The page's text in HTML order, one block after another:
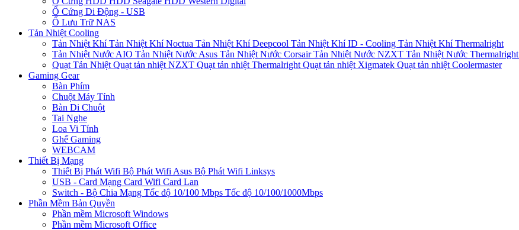
Ổ Cứng Di Động - USB
Ổ Lưu Trữ NAS
Tản Nhiệt Cooling
Tản Nhiệt KhíTản Nhiệt Khí Noctua Tản Nhiệt Khí Deepcool Tản Nhiệt Khí ID - Cooling Tản Nhiệt Khí Thermalright
Tản Nhiệt Nước AIO Tản Nhiệt Nước Asus Tản Nhiệt Nước CorsairTản Nhiệt Nước NZXT Tản Nhiệt Nước Thermalright
Quạt Tản Nhiệt Quạt tản nhiệt NZXT Quạt tản nhiệt Thermalright Quạt tản nhiệt Xigmatek Quạt tản nhiệt Coolermaster
Gaming Gear
Bàn Phím
Chuột Máy Tính
Bàn Di Chuột
Tai Nghe
Loa Vi Tính
Ghế Gaming
WEBCAM
Thiết Bị Mạng
Thiết Bị Phát Wifi Bộ Phát Wifi Asus Bộ Phát Wifi Linksys
USB - Card Mạng Card Wifi Card Lan
Switch - Bộ Chia Mạng Tốc độ 10/100 Mbps Tốc độ 10/100/1000Mbps
Phần Mềm Bản Quyền
Phần mềm Microsoft Windows
Phần mềm Microsoft Office